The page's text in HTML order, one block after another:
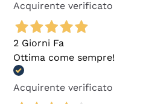
Acquirente verificato
2 Giorni Fa
Ottima come sempre!
Acquirente verificato